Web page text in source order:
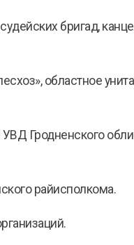
бригад,
областное
Гродненского
райисполкома.